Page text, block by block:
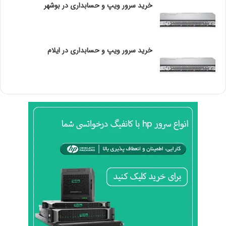
رنگ بندی هاردهای وسترن دیجیتال به عوامل مختلفی بستگی
باشند را بررسی می‌کنیم
•تمایل به تفکیک و تمایز:
شناسایی و تفکیک آسانتر بین محصولات مختلف کمک می‌کند.
سادگی هاردهای مختلف را تشخیص دهند و از انتخاب صحیح
برای نیازهای خود اطمینان حاصل کنند.
شناخت برند:رنگ بندی ممکن است به عنوان یک عنصر
دیجیتال می‌تواند برند خود را قابل تشخیص کند و تمایز دهد.
مثلاً، هاردهایی با رنگ آبی غالب ممکن است به عنوان نماد
وسترن دیجیتال شناخته شوند.
• جذابیت بصری: رنگ بندی زیبا و جذاب می‌تواند به تجربه
کاربری افزوده شود و محصولات را برای مشتریان جذاب‌تر کند.
انتخاب رنگ‌های زنده و جذاب می‌تواند هاردها را از لحاظ
خرید سرور ویپ و حسابداری در بوشهر
خرید سرور ویپ و حسابداری در ایلام